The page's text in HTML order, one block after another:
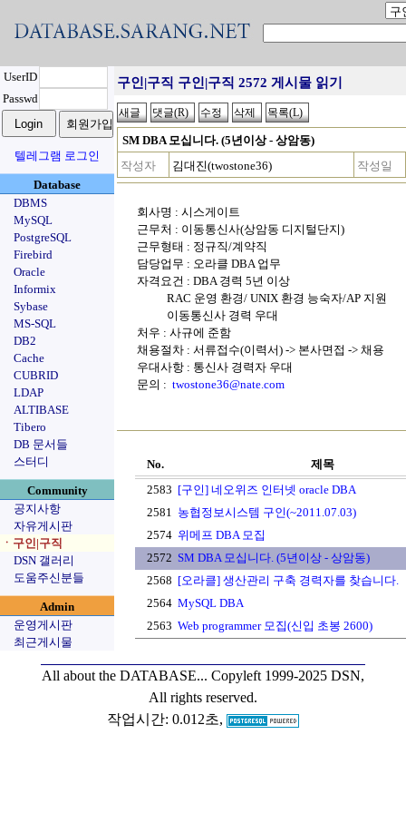
UserID
Passwd
텔레그램 로그인
Database
DBMS
MySQL
PostgreSQL
Firebird
Oracle
Informix
Sybase
MS-SQL
DB2
Cache
CUBRID
LDAP
ALTIBASE
Tibero
DB 문서들
스터디
Community
공지사항
자유게시판
ㆍ구인|구직
DSN 갤러리
도움주신분들
Admin
운영게시판
최근게시물
구인|구직 구인|구직 2572 게시물 읽기
SM DBA 모십니다. (5년이상 - 상암동)
작성자
김대진(twostone36) 작성일
회사명 : 시스게이트
근무처 : 이동통신사(상암동 디지털단지)
근무형태 : 정규직/계약직
담당업무 : 오라클 DBA 업무
자격요건 : DBA 경력 5년 이상
RAC 운영 환경/ UNIX 환경 능숙자/AP 지원
이동통신사 경력 우대
처우 : 사규에 준함
채용절차 : 서류접수(이력서) -> 본사면접 -> 채용
우대사항 : 통신사 경력자 우대
문의 : twostone36@nate.com
No.
제목
2583 [구인] 네오위즈 인터넷 oracle DBA
2581 농협정보시스템 구인(~2011.07.03)
2574 위메프 DBA 모집
2572 SM DBA 모십니다. (5년이상 - 상암동)
2568 [오라클] 생산관리 구축 경력자를 찾습니다.
2564 MySQL DBA
2563 Web programmer 모집(신입 초봉 2600)
All about the DATABASE... Copyleft 1999-2025 DSN,
All rights reserved.
작업시간: 0.012초,